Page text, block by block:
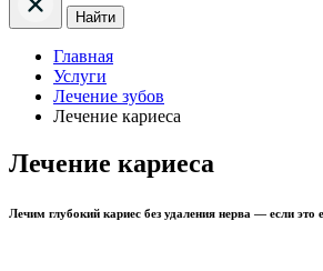
Найти
Главная
Услуги
Лечение зубов
Лечение кариеса
Лечение кариеса
Лечим глубокий кариес без удаления нерва — если это